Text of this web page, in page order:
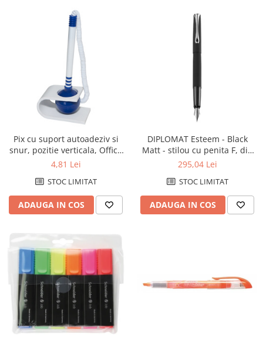
Pix cu suport autoadeziv si
snur, pozitie verticala, Office
Products - corp alb/albastru -
4,81 Lei
STOC LIMITAT
ADAUGA IN COS
DIPLOMAT Esteem - Black
Matt - stilou cu penita F, din
otel inoxidabil
295,04 Lei
STOC LIMITAT
ADAUGA IN COS